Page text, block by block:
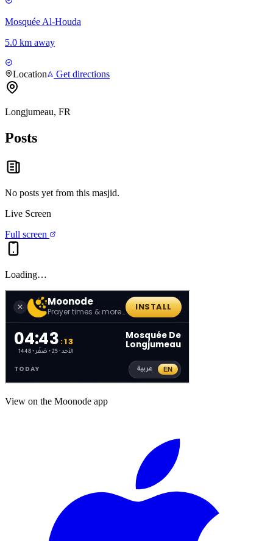
Mosquée Al-Houda
5.0 km away
Location Get directions
Longjumeau, FR
Posts
No posts yet from this masjid.
Live Screen
Full screen
Loading…
View on the Moonode app